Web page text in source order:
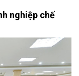
nghiệp chế